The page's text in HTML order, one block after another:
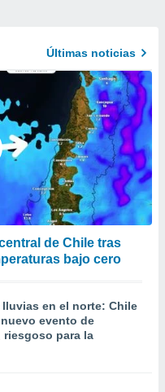
Últimas noticias
de Chile tras
bajo cero
lluvias en el norte: Chile
evento de
para la